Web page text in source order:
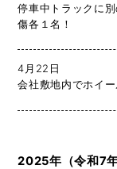
停車中トラックに
傷各１名！
4月22日
会社敷地内でホイ
2025年（令和7年